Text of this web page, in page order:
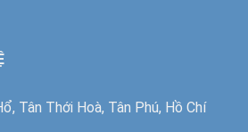
Tân Thới Hoà, Tân Phú, Hồ Chí